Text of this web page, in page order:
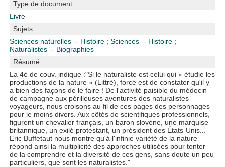
Type de document :
Livre
Sujets :
Sciences naturelles -- Histoire ;Sciences -- Histoire ;
Naturalistes -- Biographies
Résumé :
La 4è de couv. indique :"Si le naturaliste est celui qui « étudie les
productions de la nature » (Littré), force est de constater qu'il y
a bien des façons de le faire ! De l'activité paisible du médecin
de campagne aux périlleuses aventures des naturalistes
voyageurs, nous croisons au fil de ces pages des personnages
pour le moins divers. Aux côtés de scientifiques professionnels,
figurent un chevalier français, un baron slovène, une marquise
britannique, un exilé protestant, un président des États-Unis...
Eric Buffetaut nous montre qu'à l'infinie variété de la nature
répond ainsi la multiplicité des approches utilisées pour tenter
de la comprendre et la diversité de ces gens, sans doute un peu
particuliers, que sont les naturalistes."